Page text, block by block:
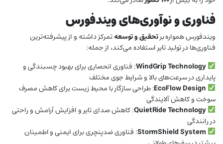
فناوری و نوآوری‌های ویندفورس
ویندفورس همواره برتحقیق و توسعهتمرکز داشته و از پیشرفته‌ترین
فناوری‌ها در تولید تایر استفاده می‌کند، از جمله:
WindGrip Technology: فناوری انحصاری برای بهبود چسبندگی و
پایداری در سرعت‌های بالا و شرایط جوی مختلف
EcoFlow Design: طراحی سازگار با محیط زیست برای کاهش مصرف
سوخت و کاهش آلایندگی
QuietRide Technology: کاهش صدای تایر و افزایش آرامش و راحتی
در رانندگی
StormShield System: فناوری ضدپنچری برای ایمنی و اطمینان